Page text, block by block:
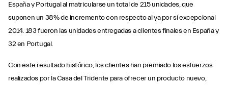
España y Portugal al matricularse un total de 215 unidades, que
suponen un 38% de incremento con respecto al ya por sí excepcional
2014. 183 fueron las unidades entregadas a clientes finales en España y
32 en Portugal.
Con este resultado histórico, los clientes han premiado los esfuerzos
realizados por la Casa del Tridente para ofrecer un producto nuevo,